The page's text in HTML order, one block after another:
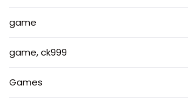
game
game, ck999
Games